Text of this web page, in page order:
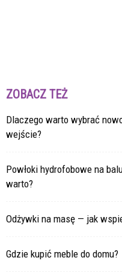
ZOBACZ TEŻ
Dlaczego warto wybrać
wejście?
Powłoki hydrofobowe na
warto?
Odżywki na masę — jak
Gdzie kupić meble do domu?